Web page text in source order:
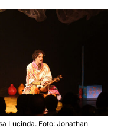
Lucinda. Foto: Jonathan